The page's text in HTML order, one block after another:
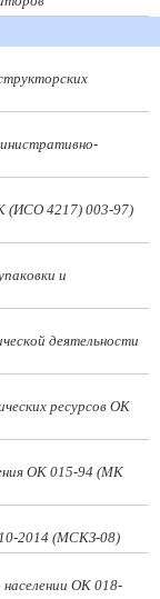
(ИСО 4217) 003-97)
и
деятельности
ресурсов ОК
ОК 015-94 (МК
2014 (МСКЗ-08)
ОК 018-